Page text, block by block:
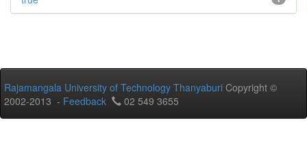
Rajamangala University of Technology Thanyaburi Copyright ©
2002-2013 - Feedback 02 549 3655